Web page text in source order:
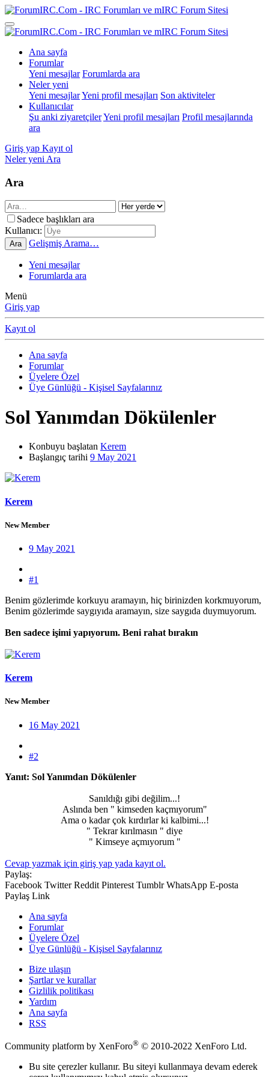
Ana sayfa
Forumlar
Yeni mesajlar Forumlarda ara
Neler yeni
Yeni mesajlarYeni profil mesajları Son aktiviteler
Kullanıcılar
Şu anki ziyaretçilerYeni profil mesajları Profil mesajlarında
ara
Giriş yap Kayıt ol
Neler yeni Ara
Ara
Sadece başlıkları ara
Kullanıcı:
Ara Gelişmiş Arama…
Yeni mesajlar
Forumlarda ara
Menü
Giriş yap
Kayıt ol
Ana sayfa
Forumlar
Üyelere Özel
Üye Günlüğü - Kişisel Sayfalarınız
Sol Yanımdan Dökülenler
Konbuyu başlatan Kerem
Başlangıç tarihi 9 May 2021
Kerem
New Member
9 May 2021
#1
Benim gözlerimde korkuyu aramayın, hiç birinizden korkmuyorum,
Benim gözlerimde saygıyıda aramayın, size saygıda duymuyorum.
Ben sadece işimi yapıyorum. Beni rahat bırakın
Kerem
New Member
16 May 2021
#2
Yanıt: Sol Yanımdan Dökülenler
Sanıldığı gibi değilim...!
Aslında ben " kimseden kaçmıyorum"
Ama o kadar çok kırdırlar ki kalbimi...!
" Tekrar kırılmasın " diye
" Kimseye açmıyorum "​
Cevap yazmak için giriş yap yada kayıt ol.
Paylaş:
Facebook Twitter Reddit Pinterest Tumblr WhatsApp E-posta
Paylaş Link
Ana sayfa
Forumlar
Üyelere Özel
Üye Günlüğü - Kişisel Sayfalarınız
Bize ulaşın
Şartlar ve kurallar
Gizlilik politikası
Yardım
Ana sayfa
RSS
Community platform by XenForo® © 2010-2022 XenForo Ltd.
Bu site çerezler kullanır. Bu siteyi kullanmaya devam ederek